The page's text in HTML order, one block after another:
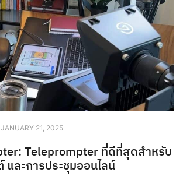
JANUARY 21, 2025
Teleprompter ที่ดีที่สุดสำหรับ
และการประชุมออนไลน์